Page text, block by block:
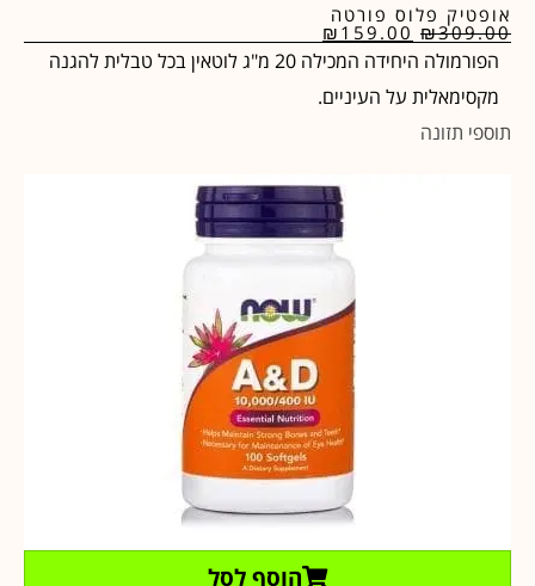
אופטיק פלוס פורטה
₪309.00
₪ 159.00
הפורמולה היחידה המכילה 20 מ"ג לוטאין בכל טבלית להגנה
מקסימאלית על העיניים.
תוספי תזונה
הוסף לסל